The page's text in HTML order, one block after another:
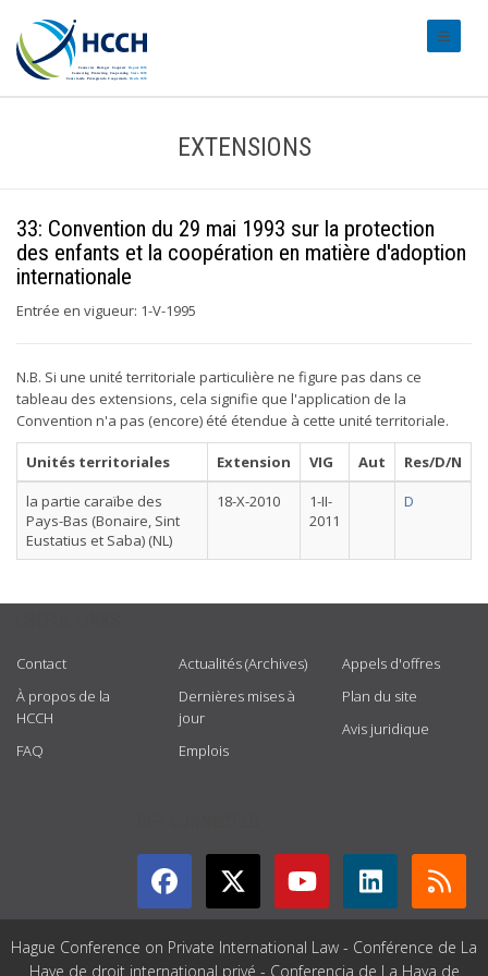
EXTENSIONS
33: Convention du 29 mai 1993 sur la protection
des enfants et la coopération en matière d'adoption
internationale
Entrée en vigueur: 1-V-1995
N.B. Si une unité territoriale particulière ne figure pas dans ce
tableau des extensions, cela signifie que l'application de la
Convention n'a pas (encore) été étendue à cette unité territoriale.
Unités territoriales Extension VIG Aut
Res/D/N
la partie caraïbe des
Pays-Bas (Bonaire, Sint
Eustatius et Saba) (NL)
18-X-2010
1-II-
2011
D
Contact
À propos de la
HCCH
FAQ
Actualités (Archives)
Dernières mises à
jour
Emplois
Appels d'offres
Plan du site
Avis juridique
Hague Conference on Private International Law - Conférence de La
Haye de droit international privé - Conferencia de La Haya de